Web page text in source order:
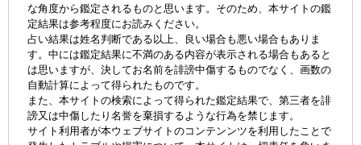
な角度から鑑定されるものと思います。そのため、本サイトの鑑
定結果は参考程度にお読みください。
占い結果は姓名判断である以上、良い場合も悪い場合もありま
す。中には鑑定結果に不満のある内容が表示される場合もあると
は思いますが、決してお名前を誹謗中傷するものでなく、画数の
自動計算によって得られたものです。
また、本サイトの検索によって得られた鑑定結果で、第三者を誹
謗又は中傷したり名誉を棄損するような行為を禁じます。
サイト利用者が本ウェブサイトのコンテンンツを利用したことで